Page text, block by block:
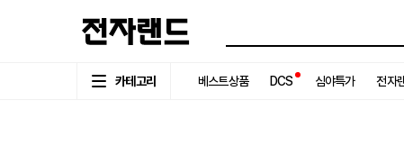
카테고리 베스트상품 DCS 심야특가 전자